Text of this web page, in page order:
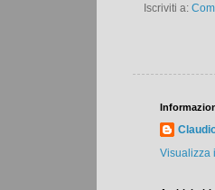
Iscriviti a:
Visualizza